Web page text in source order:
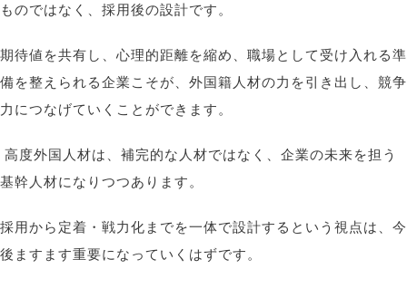
ものではなく、採用後の設計です。
期待値を共有し、心理的距離を縮め、職場として受け入れる準
備を整えられる企業こそが、外国籍人材の力を引き出し、競争
力につなげていくことができます。
高度外国人材は、補完的な人材ではなく、企業の未来を担う
基幹人材になりつつあります。
採用から定着・戦力化までを一体で設計するという視点は、今
後ますます重要になっていくはずです。